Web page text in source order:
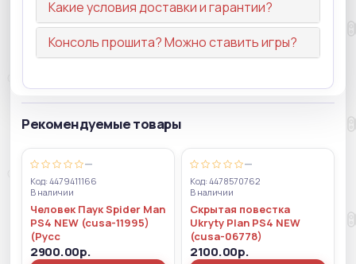
Какие условия доставки и гарантии?
Консоль прошита? Можно ставить игры?
Рекомендуемые товары
—
Код: 4479411166
В наличии
Человек Паук Spider Man
PS4 NEW (cusa-11995)
(Русс
2900.00р.
—
Код: 4478570762
В наличии
Скрытая повестка
Ukryty Plan PS4 NEW
(cusa-06778)
2100.00р.